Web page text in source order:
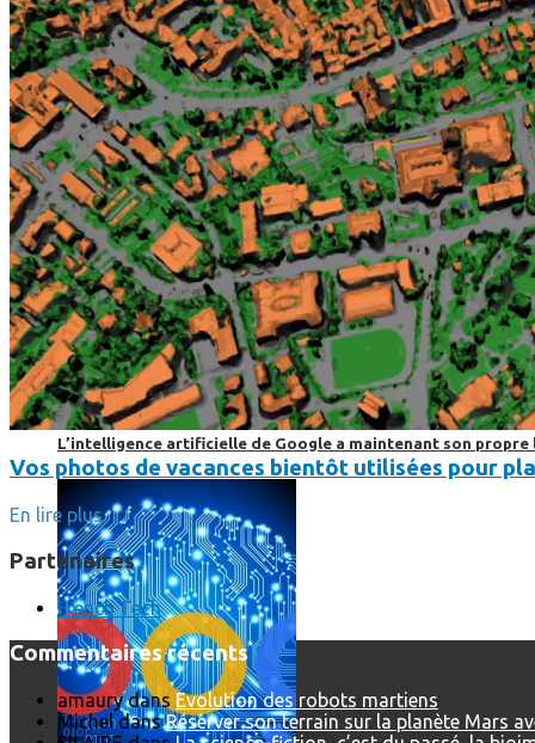
La science-fiction, c’est du passé, la bioimpression de peau
L’intelligence artificielle de Google a maintenant son propre
Vos photos de vacances bientôt utilisées pour
En lire plus
Partenaires
French Tech
Commentaires récents
amaurydansEvolution des robots martiens
MicheldansRéserver son terrain sur la planète Mars